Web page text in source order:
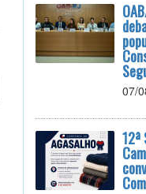
07/
12ª